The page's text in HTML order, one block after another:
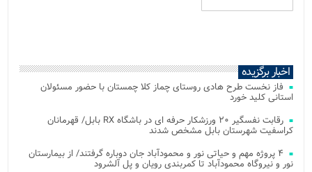
اخبار برگزیده
فاز نخست طرح هادی روستای چماز کلا چمستان با حضور مسئولان
استانی کلید خورد
رقابت نفسگیر ۲۰ ورزشکار حرفه ای در باشگاه RX بابل/ قهرمانان
کراسفیت شهرستان بابل مشخص شدند
۴ پروژه مهم و حیاتی نور و محمودآباد جان دوباره گرفتند/ از بیمارستان
نور و نیروگاه محمودآباد تا کمربندی رویان و پل آلشرود